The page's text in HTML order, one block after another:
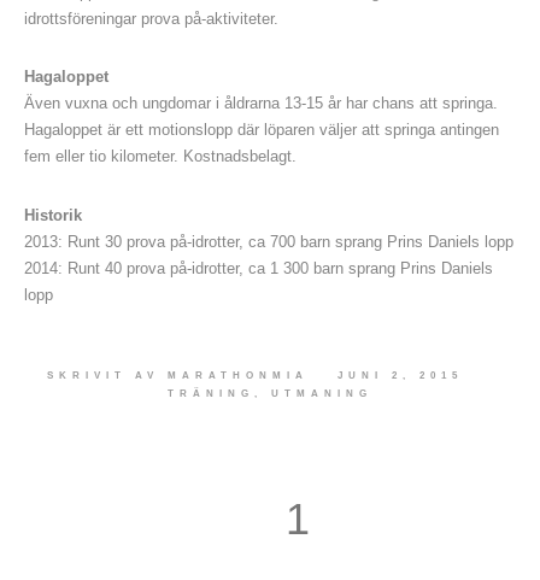
idrottsföreningar prova på-aktiviteter.
Hagaloppet
Även vuxna och ungdomar i åldrarna 13-15 år har chans att springa.
Hagaloppet är ett motionslopp där löparen väljer att springa antingen
fem eller tio kilometer. Kostnadsbelagt.
Historik
2013: Runt 30 prova på-idrotter, ca 700 barn sprang Prins Daniels lopp
2014: Runt 40 prova på-idrotter, ca 1 300 barn sprang Prins Daniels
lopp
SKRIVIT AV MARATHONMIA
JUNI 2, 2015
TRÄNING , UTMANING
1